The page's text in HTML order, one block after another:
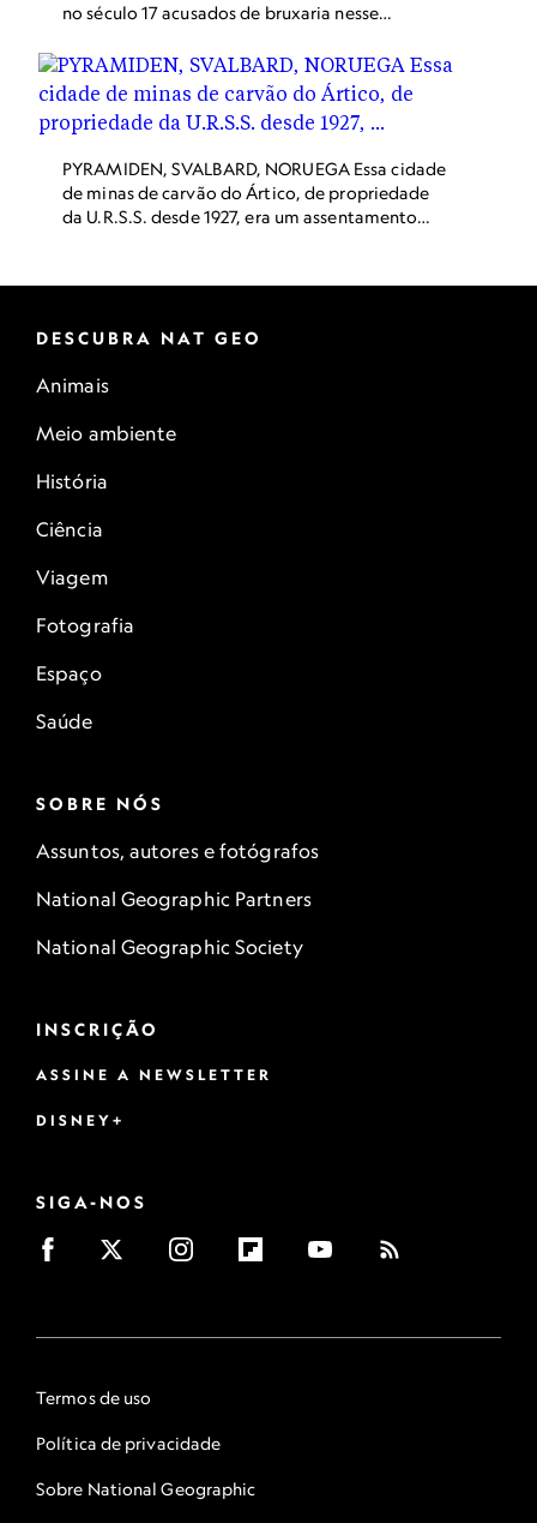
no século 17 acusados de bruxaria nesse
da Noruega. Ao longo do corredor de madeira,
uma luz pendente e uma placa homenageiam
cada condenado. Essa passagem rústica termina
em uma estrutura de vidro fumê que abriga a
espelhos refletem uma cadeira de aço, cujo
assento lança chamas no ar.
PYRAMIDEN, SVALBARD, NORUEGA Essa cidade
de minas de carvão do Ártico, de propriedade
da U.R.S.S. desde 1927, era um assentamento
de Lênin. Agora a mina está esgotada, mas os
livros, um teatro e uma sala de música com o
deixados como estavam quando a cidade foi
Longyearbyen, a maior cidade de Svalbard, e
Pyramiden. Há tours guiados.
DESCUBRA NAT GEO
Animais
Meio ambiente
História
Ciência
Viagem
Fotografia
Espaço
Saúde
SOBRE NÓS
Assuntos, autores e fotógrafos
National Geographic Partners
National Geographic Society
INSCRIÇÃO
ASSINE A NEWSLETTER
DISNEY+
SIGA-NOS
Termos de uso
Política de privacidade
Sobre National Geographic